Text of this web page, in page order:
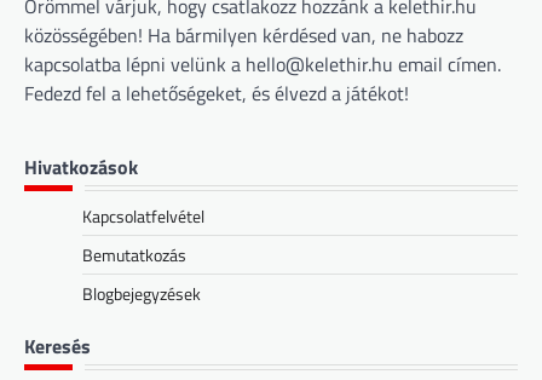
Örömmel várjuk, hogy csatlakozz hozzánk a kelethir.hu
közösségében! Ha bármilyen kérdésed van, ne habozz
kapcsolatba lépni velünk a hello@kelethir.hu email címen.
Fedezd fel a lehetőségeket, és élvezd a játékot!
Hivatkozások
Kapcsolatfelvétel
Bemutatkozás
Blogbejegyzések
Keresés